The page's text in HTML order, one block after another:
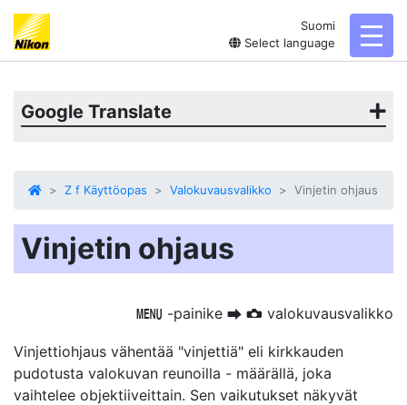
Suomi
Select language
Google Translate
Z f Käyttöopas Valokuvausvalikko Vinjetin ohjaus
Vinjetin ohjaus
G -painike U C valokuvausvalikko
Vinjettiohjaus vähentää "vinjettiä" eli kirkkauden
pudotusta valokuvan reunoilla - määrällä, joka
vaihtelee objektiiveittain. Sen vaikutukset näkyvät